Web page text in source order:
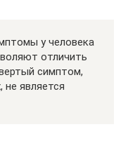
у человека
отличить
симптом,
не является